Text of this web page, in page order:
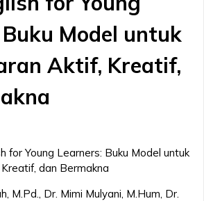
Model untuk
Aktif, Kreatif,
for Young Learners: Buku Model untuk
dan Bermakna
M.Pd., Dr. Mimi Mulyani, M.Hum, Dr.